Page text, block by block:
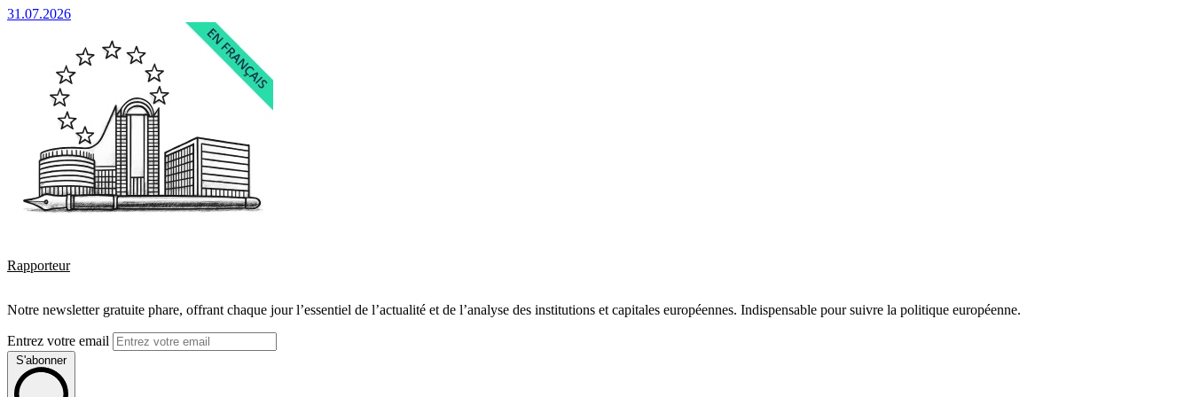
31.07.2026
Rapporteur
Notre newsletter gratuite phare, offrant chaque jour l’essentiel de l’actualité et de l’analyse des institutions et capitales européennes. Indispensable pour suivre la politique européenne.
Entrez votre email
S'abonner